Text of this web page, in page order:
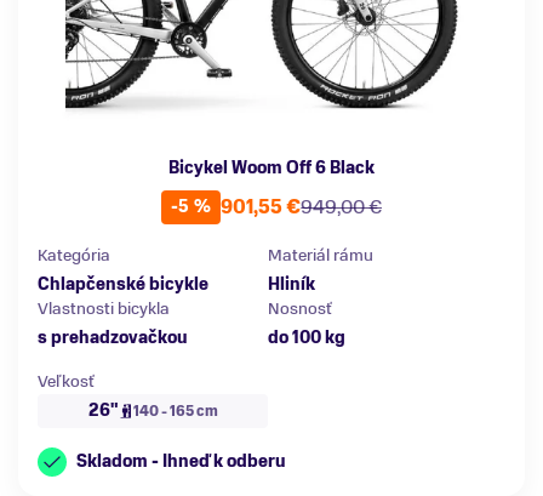
Bicykel Woom Off 6 Black
-5 %
949,00 €
901,55 €
Kategória
Chlapčenské bicykle
Materiál rámu
Hliník
Vlastnosti bicykla
s prehadzovačkou
Nosnosť
do 100 kg
Veľkosť
26"
140 - 165 cm
Skladom - Ihneď k odberu